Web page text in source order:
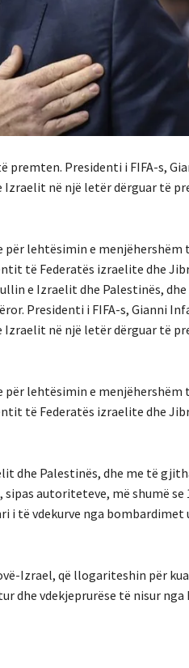
premten. Presidenti i FIFA-s,
në një letër dërguar të
për lehtësimin e
të Federatës izraelite dhe
e Izraelit dhe Palestinës,
Presidenti i FIFA-s, Gianni
në një letër dërguar të
për lehtësimin e
të Federatës izraelite dhe
dhe Palestinës, dhe me të
sipas autoriteteve, më shumë se
i të vdekurve nga
Izrael, që llogariteshin për
dhe vdekjeprurëse të nisur